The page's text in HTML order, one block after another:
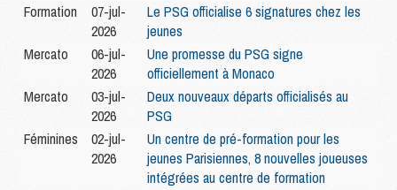
Formation
07-jul-
2026
Le PSG officialise 6 signatures chez les
jeunes
Mercato
06-jul-
2026
Une promesse du PSG signe
officiellement à Monaco
Mercato
03-jul-
2026
Deux nouveaux départs officialisés au
PSG
Féminines
02-jul-
2026
Un centre de pré-formation pour les
jeunes Parisiennes, 8 nouvelles joueuses
intégrées au centre de formation